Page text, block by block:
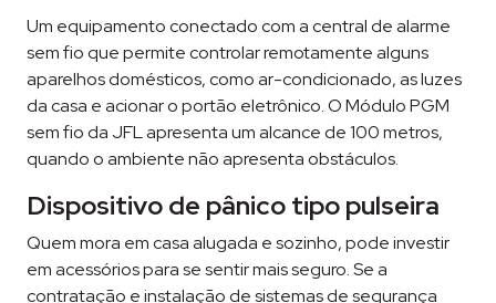
Um equipamento conectado com a central de alarme
sem fio que permite controlar remotamente alguns
aparelhos domésticos, como ar-condicionado, as luzes
da casa e acionar o portão eletrônico. O Módulo PGM
sem fio da JFL apresenta um alcance de 100 metros,
quando o ambiente não apresenta obstáculos.
Dispositivo de pânico tipo pulseira
Quem mora em casa alugada e sozinho, pode investir
em acessórios para se sentir mais seguro. Se a
contratação e instalação de sistemas de segurança